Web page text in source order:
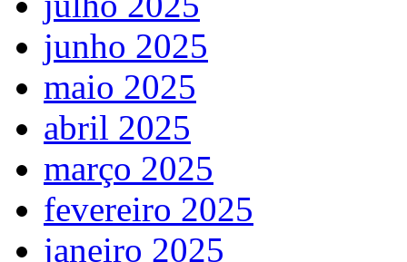
junho 2025
maio 2025
abril 2025
março 2025
fevereiro 2025
janeiro 2025